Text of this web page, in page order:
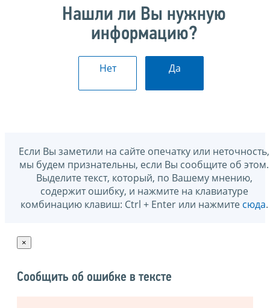
Нашли ли Вы нужную
информацию?
Нет Да
Если Вы заметили на сайте опечатку или неточность,
мы будем признательны, если Вы сообщите об этом.
Выделите текст, который, по Вашему мнению,
содержит ошибку, и нажмите на клавиатуре
комбинацию клавиш: Ctrl + Enter или нажмите сюда.
×
Сообщить об ошибке в тексте